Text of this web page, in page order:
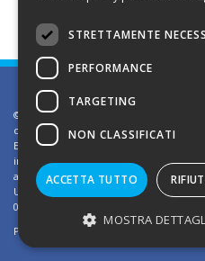
©2002 Informativa sui diritti d'autore.
contenute in questo sito sono solo per
E' vietato riprodurre o divulgare in
informazioni contenute in questo sito,
autorizzazione di Orlando Pizzolato
Ufficio del Registro delle Imprese di
03409260241 - REA N. VI-323302
Powered by
TWS
STRETTAMENTE
PERFORMANCE
TARGETING
NON CLASSIFICATI
ACCETTA TUTTO
MOSTRA